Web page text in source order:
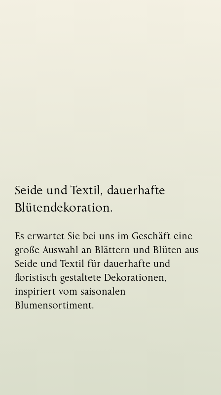
Seide und Textil, dauerhafte
Blütendekoration.
Es erwartet Sie bei uns im Geschäft eine
große Auswahl an Blättern und Blüten aus
Seide und Textil für dauerhafte und
floristisch gestaltete Dekorationen,
inspiriert vom saisonalen
Blumensortiment.